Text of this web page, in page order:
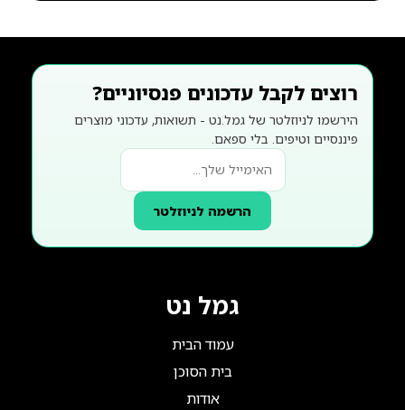
רוצים לקבל עדכונים פנסיוניים?
הירשמו לניוזלטר של גמל.נט - תשואות, עדכוני מוצרים
פיננסיים וטיפים. בלי ספאם.
הרשמה לניוזלטר
גמל נט
עמוד הבית
בית הסוכן
אודות